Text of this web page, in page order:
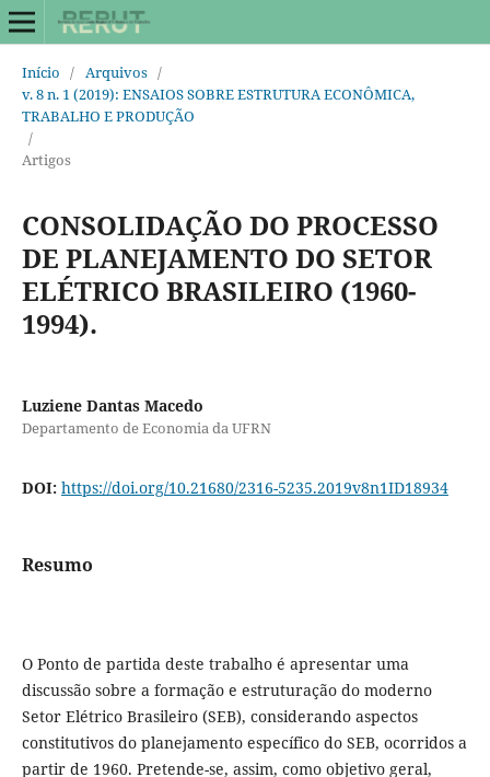
Início / Arquivos /
v. 8 n. 1 (2019): ENSAIOS SOBRE ESTRUTURA ECONÔMICA,
TRABALHO E PRODUÇÃO
/
Artigos
CONSOLIDAÇÃO DO PROCESSO
DE PLANEJAMENTO DO SETOR
ELÉTRICO BRASILEIRO (1960-
1994).
Luziene Dantas Macedo
Departamento de Economia da UFRN
DOI: https://doi.org/10.21680/2316-5235.2019v8n1ID18934
Resumo
O Ponto de partida deste trabalho é apresentar uma
discussão sobre a formação e estruturação do moderno
Setor Elétrico Brasileiro (SEB), considerando aspectos
constitutivos do planejamento específico do SEB, ocorridos a
partir de 1960. Pretende-se, assim, como objetivo geral,